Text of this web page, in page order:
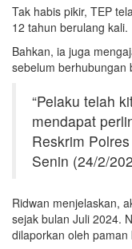
Tak habis pikir, TEP
12 tahun berulang kali.
Bahkan, ia juga
sebelum berhubungan
“Pelaku telah
mendapat
Reskrim
Senin (24/2/
Ridwan menjelaskan,
sejak bulan Juli 2024.
dilaporkan oleh